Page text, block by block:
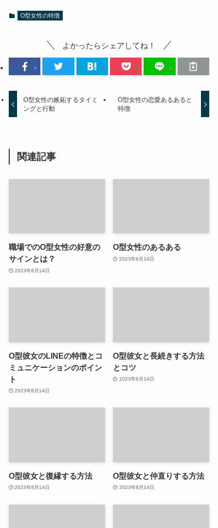
O型女性の特徴
よかったらシェアしてね！
O型女性の嫉妬するタイミ
ングと行動
O型女性の恋愛あるあると
特徴
関連記事
職場でのO型女性の好意の
サインとは？
2023年8月14日
O型女性のあるある
2023年8月14日
O型彼女のLINEの特徴とコ
ミュニケーションのポイン
ト
2023年8月14日
O型彼女と長続きする方法
とコツ
2023年8月14日
O型彼女と復縁する方法
2023年8月14日
O型彼女と仲直りする方法
2023年8月14日